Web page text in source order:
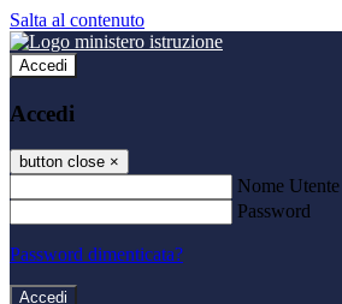
Salta al contenuto
Accedi
Accedi
button close ×
Nome Utente
Password
Password dimenticata?